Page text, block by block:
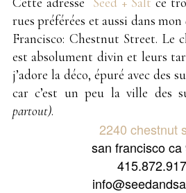
rues préférées et aussi dans
Francisco: Chestnut Street. Le
est absolument divin et leurs
j’adore la déco, épuré avec des
car c’est un peu la ville des
partout).
2240 chestnut
san francisco ca